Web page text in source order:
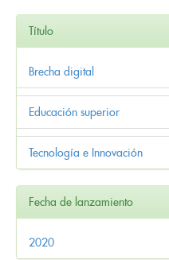
Título
Brecha digital
Educación superior
Tecnología e Innovación
Fecha de lanzamiento
2020